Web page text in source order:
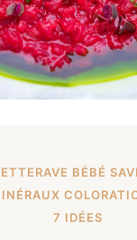
BÉBÉ
7 IDÉES